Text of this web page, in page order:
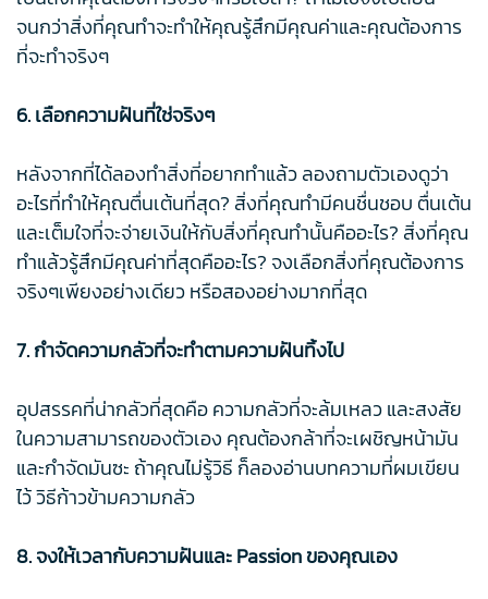
จนกว่าสิ่งที่คุณทำจะทำให้คุณรู้สึกมีคุณค่าและคุณต้องการ
ที่จะทำจริงๆ
6. เลือกความฝันที่ใช่จริงๆ
หลังจากที่ได้ลองทำสิ่งที่อยากทำแล้ว ลองถามตัวเองดูว่า
อะไรที่ทำให้คุณตื่นเต้นที่สุด? สิ่งที่คุณทำมีคนชื่นชอบ ตื่นเต้น
และเต็มใจที่จะจ่ายเงินให้กับสิ่งที่คุณทำนั้นคืออะไร? สิ่งที่คุณ
ทำแล้วรู้สึกมีคุณค่าที่สุดคืออะไร? จงเลือกสิ่งที่คุณต้องการ
จริงๆเพียงอย่างเดียว หรือสองอย่างมากที่สุด
7. กำจัดความกลัวที่จะทำตามความฝันทิ้งไป
อุปสรรคที่น่ากลัวที่สุดคือ ความกลัวที่จะล้มเหลว และสงสัย
ในความสามารถของตัวเอง คุณต้องกล้าที่จะเผชิญหน้ามัน
และกำจัดมันซะ ถ้าคุณไม่รู้วิธี ก็ลองอ่านบทความที่ผมเขียน
ไว้ วิธีก้าวข้ามความกลัว
8. จงให้เวลากับความฝันและ Passion ของคุณเอง